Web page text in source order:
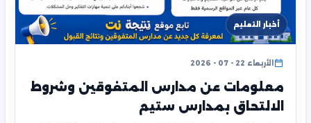
أخبار التعليم
الأربعاء 22 - 07 - 2026
معلومات عن مدارس المتفوقين وشروط
الالتحاق بمدارس ستيم